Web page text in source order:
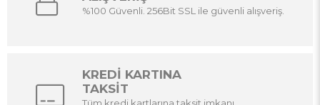
%100 Güvenli. 256Bit SSL ile güvenli alışveriş.
KREDİ KARTINA
TAKSİT
Tüm kredi kartlarına taksit imkanı.